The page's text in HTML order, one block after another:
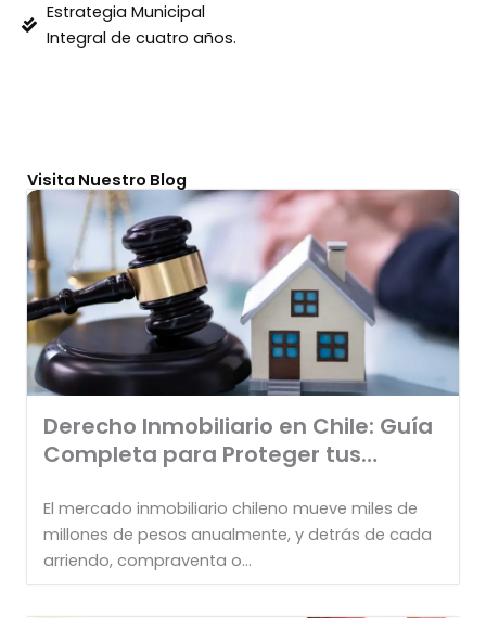
Estrategia Municipal
Integral de cuatro años.
Visita Nuestro Blog
Derecho Inmobiliario en Chile: Guía
Completa para Proteger tus
El mercado inmobiliario chileno mueve miles de
millones de pesos anualmente, y detrás de cada
arriendo, compraventa o...